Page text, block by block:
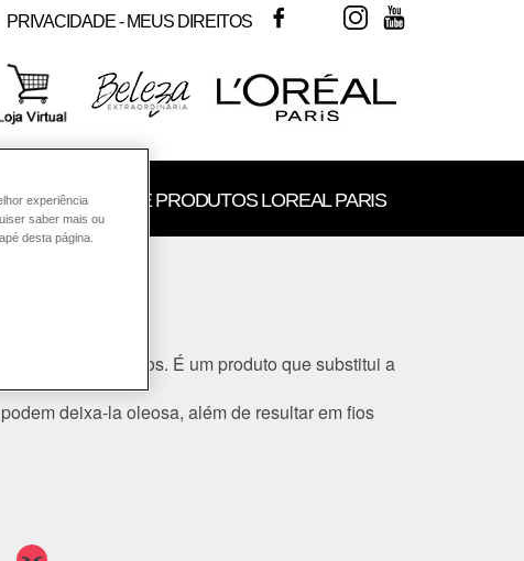
PRIVACIDADE - MEUS DIREITOS FACEBOOKTWITTERINSTAGRAM
DE PRODUTOS LOREAL PARIS
lavar os cabelos. É um produto que substitui a
deixa-la oleosa, além de resultar em fios
experiência
saber mais ou
desta página.